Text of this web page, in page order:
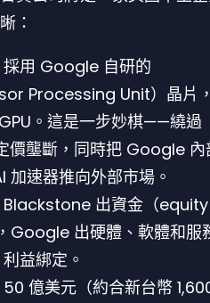
：
採用 Google 自研的
Processing Unit）晶片
。這是一步妙棋——繞過
價壟斷，同時把 Google 內
加速器推向外部市場。
Blackstone 出資金（equity
Google 出硬體、軟體和服
益綁定。
50 億美元（約合新台幣